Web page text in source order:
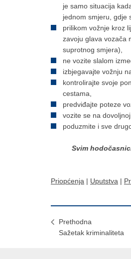
je samo situacija
jednom smjeru, gdje
prilikom vožnje kroz
zavoju glava vozača
suprotnog smjera),
ne vozite slalom
izbjegavajte vožnju
kontrolirajte svoje
cestama,
predviđajte poteze
vozite se na
poduzmite i sve
Svim
Priopćenja | Uputstva |
Prethodna
Sažetak kriminaliteta